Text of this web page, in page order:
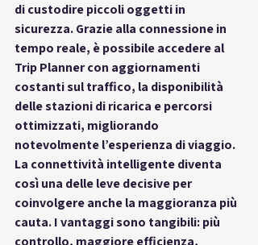
di custodire piccoli oggetti in
sicurezza. Grazie alla connessione in
tempo reale, è possibile accedere al
Trip Planner con aggiornamenti
costanti sul traffico, la disponibilità
delle stazioni di ricarica e percorsi
ottimizzati, migliorando
notevolmente l’esperienza di viaggio.
La connettività intelligente diventa
così una delle leve decisive per
coinvolgere anche la maggioranza più
cauta. I vantaggi sono tangibili: più